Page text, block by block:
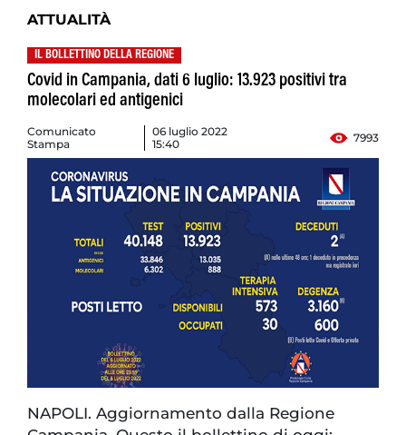
ATTUALITÀ
IL BOLLETTINO DELLA REGIONE
Covid in Campania, dati 6 luglio: 13.923 positivi tra
molecolari ed antigenici
Comunicato
Stampa
06 luglio 2022
15:40
7993
NAPOLI. Aggiornamento dalla Regione